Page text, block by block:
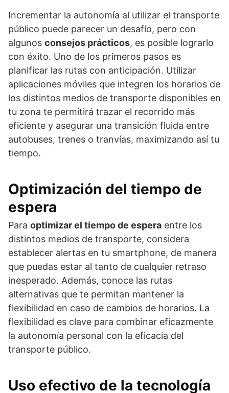
Incrementar la autonomía al utilizar el transporte
público puede parecer un desafío, pero con
algunos consejos prácticos, es posible lograrlo
con éxito. Uno de los primeros pasos es
planificar las rutas con anticipación. Utilizar
aplicaciones móviles que integren los horarios de
los distintos medios de transporte disponibles en
tu zona te permitirá trazar el recorrido más
eficiente y asegurar una transición fluida entre
autobuses, trenes o tranvías, maximizando así tu
tiempo.
Optimización del tiempo de
espera
Para optimizar el tiempo de espera entre los
distintos medios de transporte, considera
establecer alertas en tu smartphone, de manera
que puedas estar al tanto de cualquier retraso
inesperado. Además, conoce las rutas
alternativas que te permitan mantener la
flexibilidad en caso de cambios de horarios. La
flexibilidad es clave para combinar eficazmente
la autonomía personal con la eficacia del
transporte público.
Uso efectivo de la tecnología